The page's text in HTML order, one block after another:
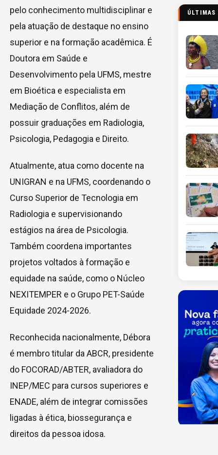
pelo conhecimento multidisciplinar e
pela atuação de destaque no ensino
superior e na formação acadêmica. É
Doutora em Saúde e
Desenvolvimento pela UFMS, mestre
em Bioética e especialista em
Mediação de Conflitos, além de
possuir graduações em Radiologia,
Psicologia, Pedagogia e Direito.
Atualmente, atua como docente na
UNIGRAN e na UFMS, coordenando o
Curso Superior de Tecnologia em
Radiologia e supervisionando
estágios na área de Psicologia.
Também coordena importantes
projetos voltados à formação e
equidade na saúde, como o Núcleo
NEXITEMPER e o Grupo PET-Saúde
Equidade 2024-2026.
Reconhecida nacionalmente, Débora
é membro titular da ABCR, presidente
do FOCORAD/ABTER, avaliadora do
INEP/MEC para cursos superiores e
ENADE, além de integrar comissões
ligadas à ética, biossegurança e
direitos da pessoa idosa.